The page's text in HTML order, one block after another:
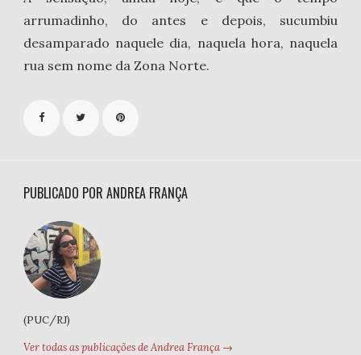
arrumadinho, do antes e depois, sucumbiu
desamparado naquele dia, naquela hora, naquela
rua sem nome da Zona Norte.
PUBLICADO POR ANDREA FRANÇA
(PUC/RJ)
Ver todas as publicações de Andrea França →